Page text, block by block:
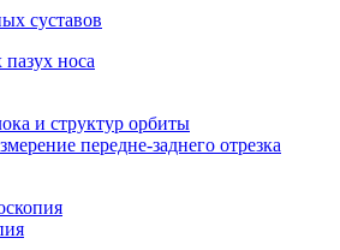
суставов
носа
и структур орбиты
передне-заднего отрезка